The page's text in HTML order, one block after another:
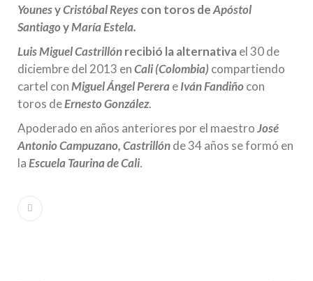
YounesyCristóbal Reyescon toros deApóstol
SantiagoyMaría Estela.
Luis Miguel Castrillónrecibió la alternativael 30 de
diciembre del 2013 enCali (Colombia) compartiendo
cartel conMiguel Ángel PereraeIván Fandiñocon
toros deErnesto González.
Apoderado en años anteriores por el maestroJosé
Antonio Campuzano, Castrillónde 34 años se formó en
laEscuela Taurina de Cali.